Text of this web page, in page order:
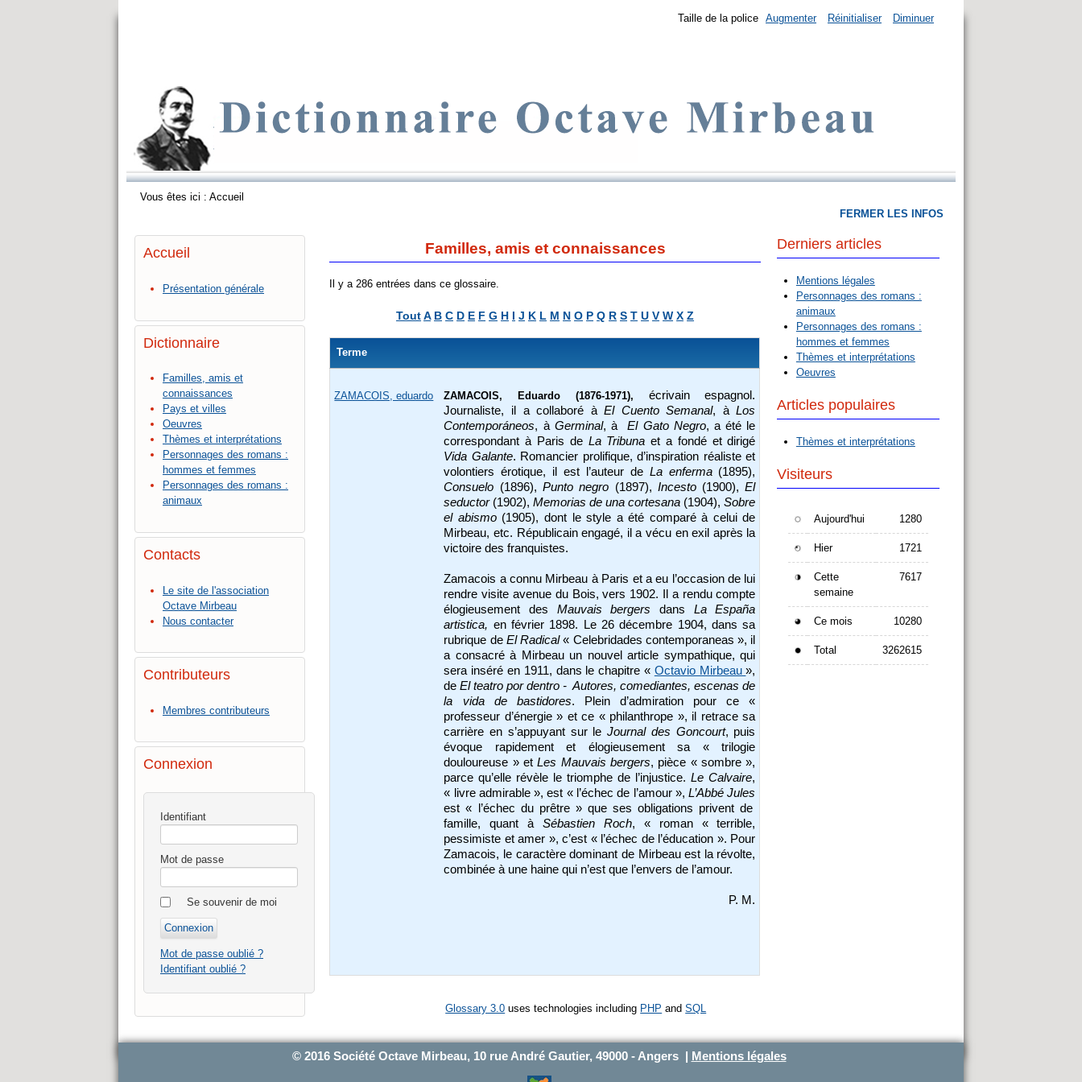
Taille de la police Augmenter Réinitialiser Diminuer
Vous êtes ici : Accueil
Accueil
Présentation générale
Dictionnaire
Familles, amis et
connaissances
Pays et villes
Oeuvres
Thèmes et interprétations
Personnages des romans :
hommes et femmes
Personnages des romans :
animaux
Contacts
Le site de l'association
Octave Mirbeau
Nous contacter
Contributeurs
Membres contributeurs
Connexion
Identifiant
Mot de passe
Se souvenir de moi
Mot de passe oublié ?
Identifiant oublié ?
Familles, amis et connaissances
Il y a 286 entrées dans ce glossaire.
ToutA B C D E F G H I J K L M N O P Q R S T U V W X Z
Terme
ZAMACOIS, eduardo ZAMACOIS, Eduardo (1876-1971), écrivain espagnol.
Journaliste, il a collaboré àEl Cuento Semanal, àLos
Contemporáneos, à Germinal, àEl Gato Negro, a été le
correspondant à Paris de La Tribuna et a fondé et dirigé
Vida Galante. Romancier prolifique, d’inspiration réaliste et
volontiers érotique, il est l’auteur de La enferma(1895),
Consuelo (1896), Punto negro (1897), Incesto(1900),El
seductor(1902),Memorias de una cortesana (1904),Sobre
el abismo(1905), dont le style a été comparé à celui de
Mirbeau, etc. Républicain engagé, il a vécu en exil après la
victoire des franquistes.
Zamacois a connu Mirbeau à Paris et a eu l’occasion de lui
rendre visite avenue du Bois, vers 1902. Il a rendu compte
élogieusement des Mauvais bergers dans La España
artistica, en février 1898. Le 26 décembre 1904, dans sa
rubrique de El Radical« Celebridades contemporaneas », il
a consacré à Mirbeau un nouvel article sympathique, qui
sera inséré en 1911, dans le chapitre « Octavio Mirbeau»,
deEl teatro por dentro - Autores, comediantes, escenas de
la vida de bastidores. Plein d’admiration pour ce «
professeur d’énergie » et ce « philanthrope », il retrace sa
carrière en s’appuyant sur leJournal des Goncourt, puis
évoque rapidement et élogieusement sa « trilogie
douloureuse » etLes Mauvais bergers, pièce « sombre »,
parce qu’elle révèle le triomphe de l’injustice.Le Calvaire,
« livre admirable », est « l’échec de l’amour »,L’Abbé Jules
est « l’échec du prêtre » que ses obligations privent de
famille, quant àSébastien Roch, « roman « terrible,
pessimiste et amer », c’est « l’échec de l’éducation ». Pour
Zamacois, le caractère dominant de Mirbeau est la révolte,
combinée à une haine qui n’est que l’envers de l’amour.
P. M.
Glossary 3.0 uses technologies including PHP andSQL
FERMER LES INFOS
Derniers articles
Mentions légales
Personnages des romans :
animaux
Personnages des romans :
hommes et femmes
Thèmes et interprétations
Oeuvres
Articles populaires
Thèmes et interprétations
Visiteurs
Aujourd'hui 1280
Hier 1721
Cette
semaine
7617
Ce mois 10280
Total 3262615
© 2016 Société Octave Mirbeau, 10 rue André Gautier, 49000 - Angers | Mentions légales